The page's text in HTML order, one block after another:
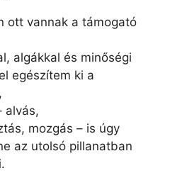
ott vannak a támogató
algákkal és minőségi
egészítem ki a
alvás,
mozgás – is úgy
az utolsó pillanatban